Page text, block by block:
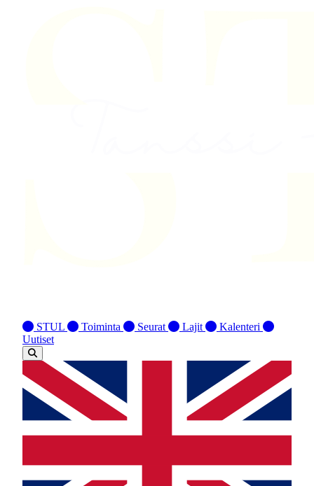
STUL Toiminta Seurat Lajit
Kalenteri
Uutiset